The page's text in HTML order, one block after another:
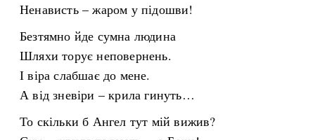
Ненависть – жаром у підошви!
Безтямно йде сумна людина
Шляхи торує неповернень.
І віра слабшає до мене.
А від зневіри – крила гинуть…
То скільки б Ангел тут мій вижив?